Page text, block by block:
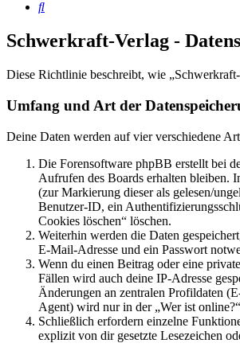
Suche
Schwerkraft-Verlag -
Diese Richtlinie beschreibt, wie
Umfang und Art der
Deine Daten werden auf vier verschiedene
Die Forensoftware phpBB erstellt bei
Aufrufen des Boards erhalten bleiben.
(zur Markierung dieser als gelesen/
Benutzer-ID, ein
Cookies löschen“ löschen.
Weiterhin werden die Daten
E-Mail-Adresse und ein Passwort
Wenn du einen Beitrag oder eine
Fällen wird auch deine IP-Adresse
Änderungen an zentralen Profildaten
Agent) wird nur in der „Wer ist
Schließlich erfordern einzelne
explizit von dir gesetzte Lesezeichen